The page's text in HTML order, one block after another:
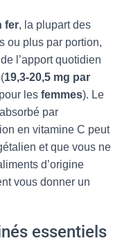
fer, la plupart des
ou plus par portion,
l’apport quotidien
19,3-20,5 mg par
pour les femmes). Le
par
en vitamine C peut
et que vous ne
d’origine
vous donner un
essentiels